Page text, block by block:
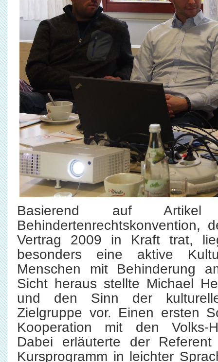
Basierend auf
Behindertenrechtskonvention,
Vertrag 2009 in Kraft trat,
besonders eine aktive
Menschen mit Behinderung
Sicht heraus stellte Michael
und den Sinn der
Zielgruppe vor. Einen ersten
Kooperation mit den Volks-
Dabei erläuterte der
Kursprogramm in leichter